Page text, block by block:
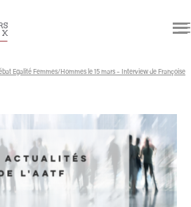
Egalité Femmes/Hommes le 15 mars – Interview de Françoise